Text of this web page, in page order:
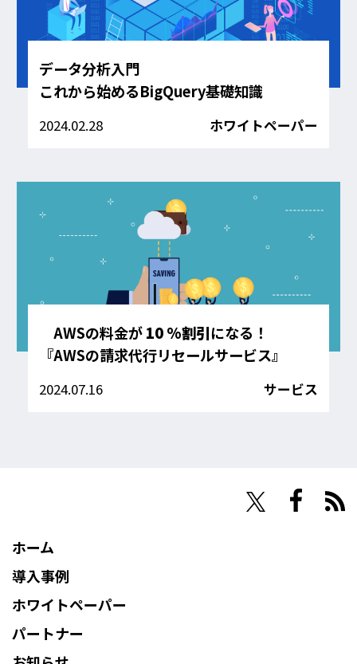
データ分析入門
これから始めるBigQuery基礎知識
2024.02.28 ホワイトペーパー
AWSの料金が10 %割引になる！
『AWSの請求代行リセールサービス』
2024.07.16 サービス
ホーム
導入事例
ホワイトペーパー
パートナー